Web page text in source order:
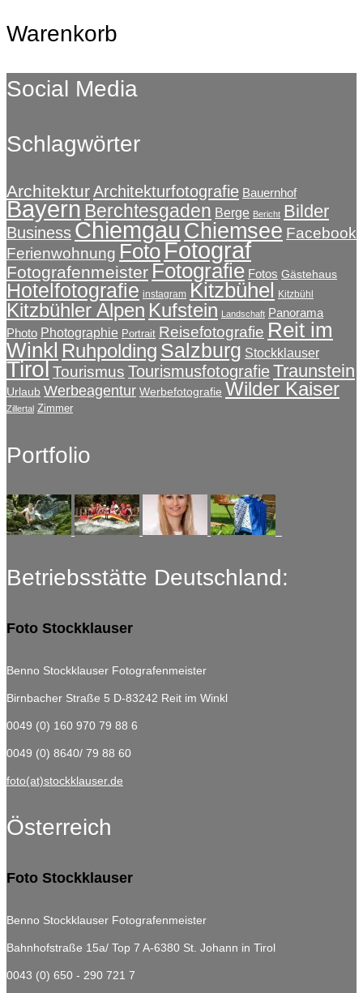
Warenkorb
Social Media
Schlagwörter
ArchitekturArchitekturfotografie Bauernhof
Bayern Berchtesgaden Berge Bericht Bilder
Business Chiemgau Chiemsee Facebook
Ferienwohnung FotoFotograf
Fotografenmeister Fotografie Fotos Gästehaus
Hotelfotografie instagram Kitzbühel Kitzbühl
Kitzbühler Alpen Kufstein Landschaft Panorama
Photo Photographie Portrait Reisefotografie Reit im
Winkl Ruhpolding Salzburg Stockklauser
TirolTourismus TourismusfotografieTraunstein
Urlaub Werbeagentur Werbefotografie Wilder Kaiser
Zillertal Zimmer
Portfolio
Betriebsstätte Deutschland:
Foto Stockklauser
Benno Stockklauser Fotografenmeister
Birnbacher Straße 5 D-83242 Reit im Winkl
0049 (0) 160 970 79 88 6
0049 (0) 8640/ 79 88 60
foto(at)stockklauser.de
Österreich
Foto Stockklauser
Benno Stockklauser Fotografenmeister
Bahnhofstraße 15a/ Top 7 A-6380 St. Johann in Tirol
0043 (0) 650 - 290 721 7